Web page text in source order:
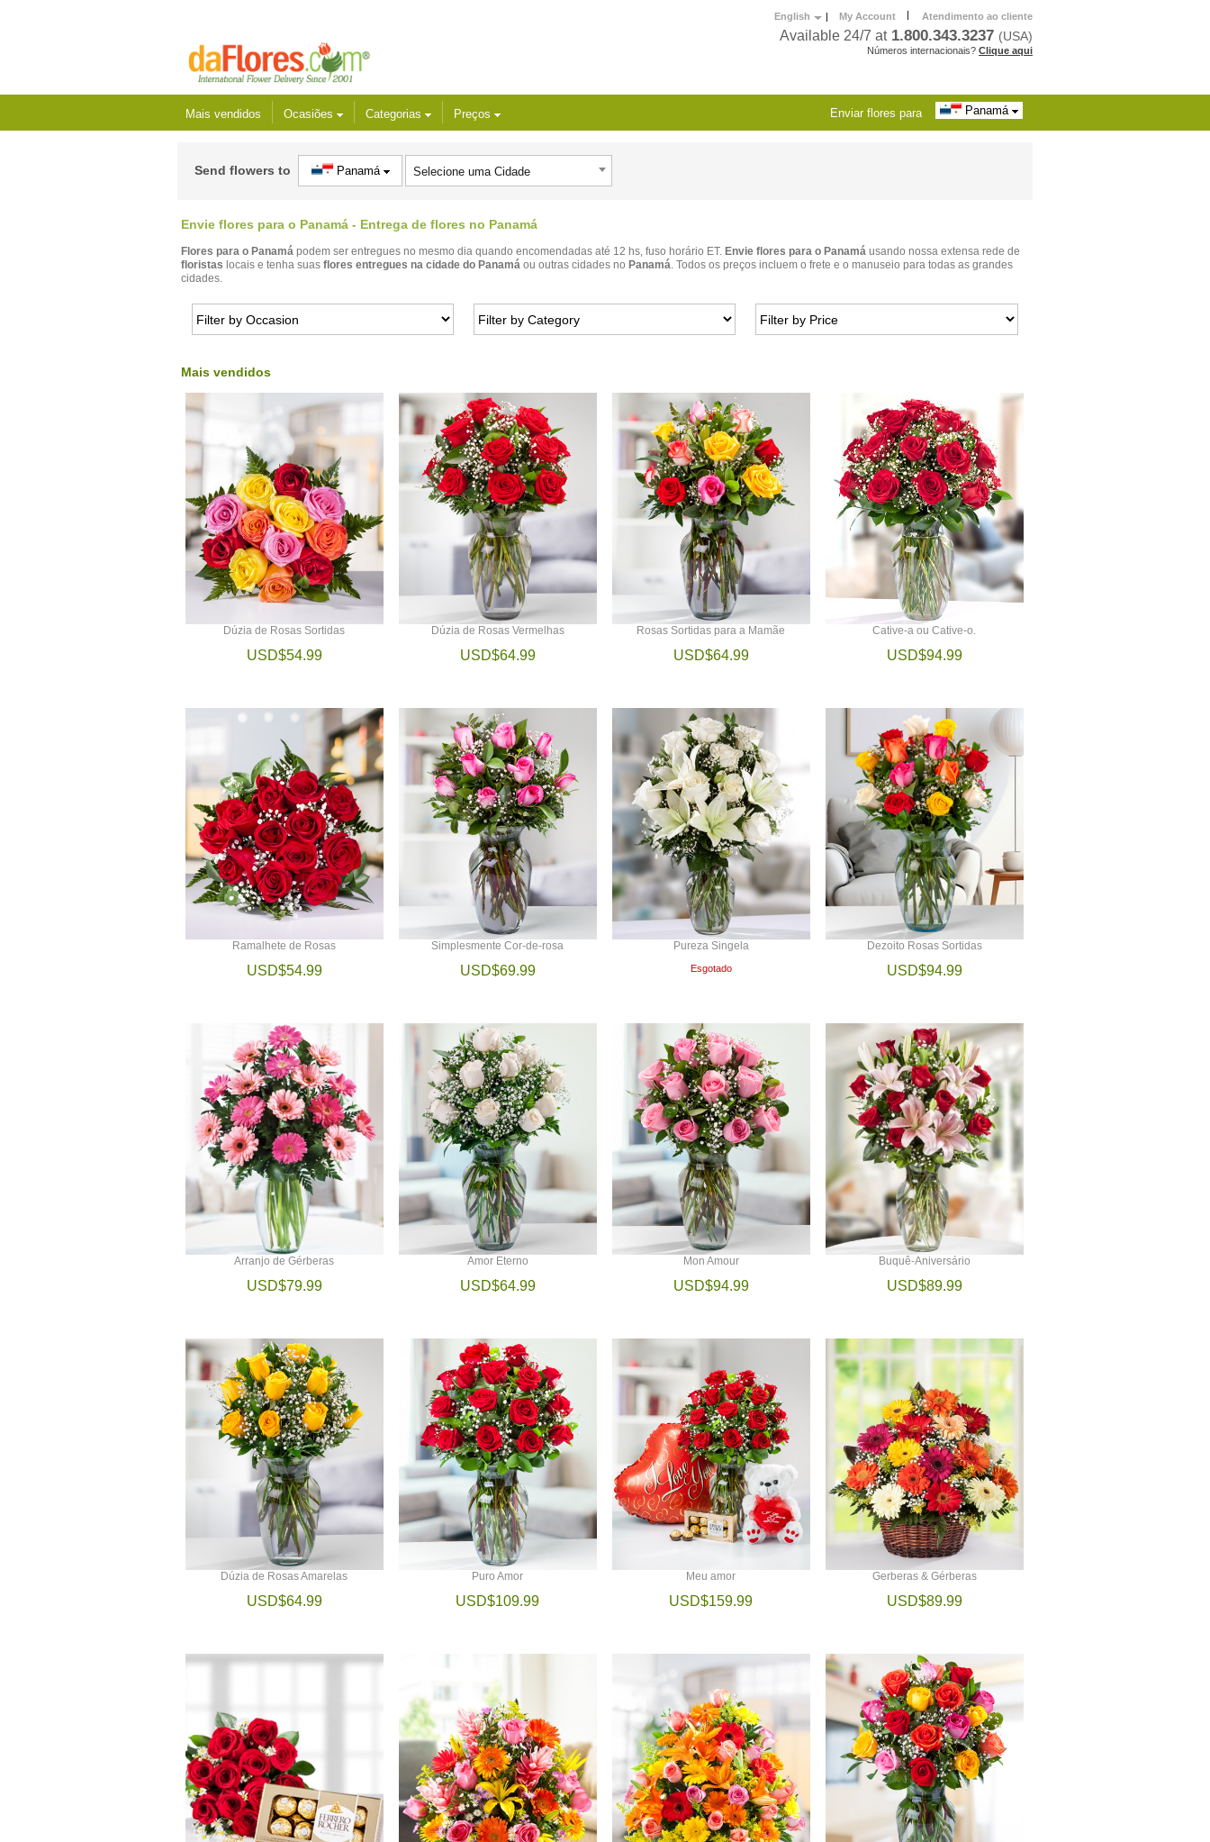
English | My Account | Atendimento ao cliente
Available 24/7 at 1.800.343.3237 (USA)
Números internacionais? Clique aqui
Mais vendidos Ocasiões Categorias Preços Enviar flores para Panamá
Send flowers to Panamá Selecione uma Cidade
Envie flores para o Panamá - Entrega de flores no Panamá
Flores para o Panamá podem ser entregues no mesmo dia quando encomendadas até 12 hs, fuso horário ET. Envie flores para o Panamá usando nossa extensa rede de
floristas locais e tenha suas flores entregues na cidade do Panamá ou outras cidades no Panamá. Todos os preços incluem o frete e o manuseio para todas as grandes
cidades.
Mais vendidos
Dúzia de Rosas Sortidas
USD$54.99
Dúzia de Rosas Vermelhas
USD$64.99
Rosas Sortidas para a Mamãe
USD$64.99
Cative-a ou Cative-o.
USD$94.99
Ramalhete de Rosas
USD$54.99
Simplesmente Cor-de-rosa
USD$69.99
Pureza Singela
Esgotado
Dezoito Rosas Sortidas
USD$94.99
Arranjo de Gérberas
USD$79.99
Amor Eterno
USD$64.99
Mon Amour
USD$94.99
Buquê-Aniversário
USD$89.99
Dúzia de Rosas Amarelas
USD$64.99
Puro Amor
USD$109.99
Meu amor
USD$159.99
Gerberas & Gérberas
USD$89.99